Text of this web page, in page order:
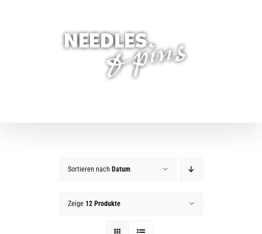
Sortieren nach Datum
Zeige 12 Produkte